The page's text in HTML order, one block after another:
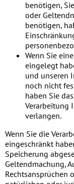
benötigen,
oder
benötigen,
Wenn Sie
eingelegt
und unseren
noch nicht
haben Sie
Verarbeitung
verlangen.
Wenn Sie die
eingeschränkt
Speicherung
Geltendmachung,
Rechtsansprüchen